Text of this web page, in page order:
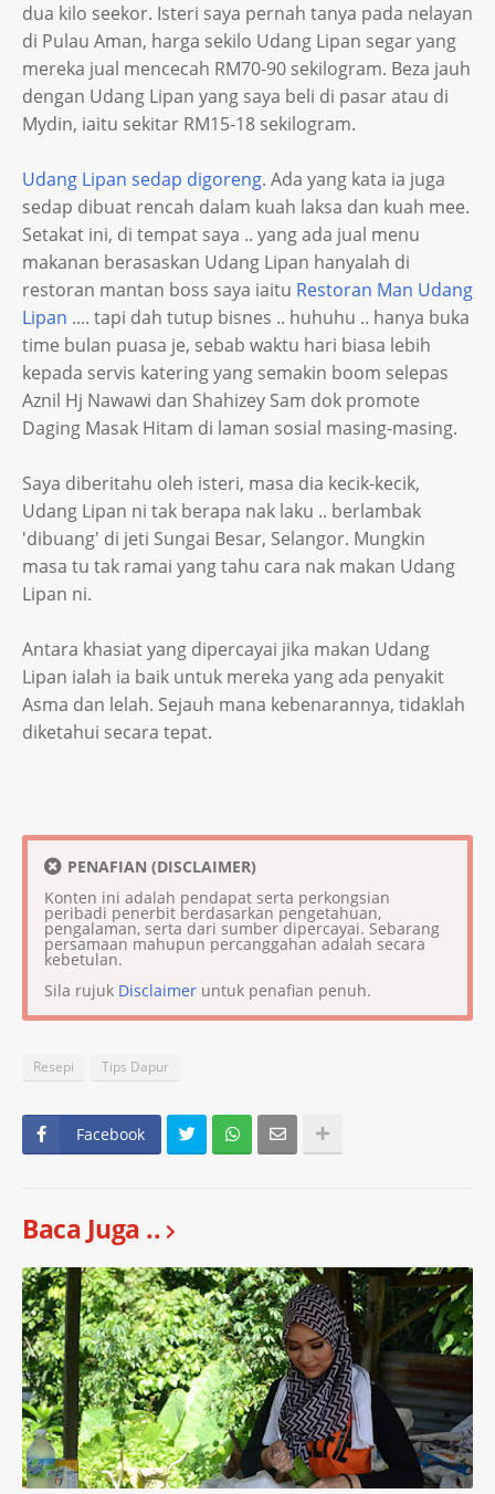
dua kilo seekor. Isteri saya pernah tanya pada nelayan
di Pulau Aman, harga sekilo Udang Lipan segar yang
mereka jual mencecah RM70-90 sekilogram. Beza jauh
dengan Udang Lipan yang saya beli di pasar atau di
Mydin, iaitu sekitar RM15-18 sekilogram.
Udang Lipan sedap digoreng. Ada yang kata ia juga
sedap dibuat rencah dalam kuah laksa dan kuah mee.
Setakat ini, di tempat saya .. yang ada jual menu
makanan berasaskan Udang Lipan hanyalah di
restoran mantan boss saya iaitu Restoran Man Udang
Lipan .... tapi dah tutup bisnes .. huhuhu .. hanya buka
time bulan puasa je, sebab waktu hari biasa lebih
kepada servis katering yang semakin boom selepas
Aznil Hj Nawawi dan Shahizey Sam dok promote
Daging Masak Hitam di laman sosial masing-masing.
Saya diberitahu oleh isteri, masa dia kecik-kecik,
Udang Lipan ni tak berapa nak laku .. berlambak
'dibuang' di jeti Sungai Besar, Selangor. Mungkin
masa tu tak ramai yang tahu cara nak makan Udang
Lipan ni.
Antara khasiat yang dipercayai jika makan Udang
Lipan ialah ia baik untuk mereka yang ada penyakit
Asma dan lelah. Sejauh mana kebenarannya, tidaklah
diketahui secara tepat.
PENAFIAN (DISCLAIMER)
Konten ini adalah pendapat serta perkongsian
peribadi penerbit berdasarkan pengetahuan,
pengalaman, serta dari sumber dipercayai. Sebarang
persamaan mahupun percanggahan adalah secara
kebetulan.
Sila rujuk Disclaimer untuk penafian penuh.
Resepi Tips Dapur
Facebook
Baca Juga ..